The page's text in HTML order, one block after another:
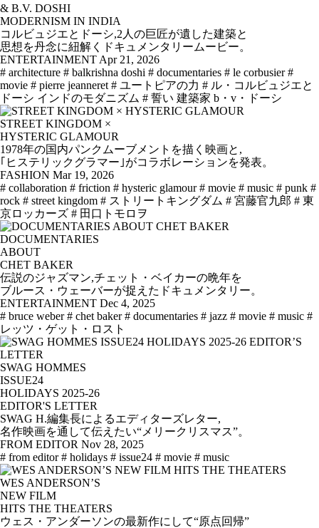
& B.V. DOSHI
MODERNISM IN INDIA
コルビュジエとドーシ,2人の巨匠が遺した建築と
思想を丹念に紐解くドキュメンタリームービー。
ENTERTAINMENT Apr 21, 2026
# architecture # balkrishna doshi # documentaries # le corbusier #
movie # pierre jeanneret # ユートピアの力 # ル・コルビュジエと
ドーシ インドのモダニズム # 誓い 建築家 b・v・ドーシ
STREET KINGDOM ×
HYSTERIC GLAMOUR
1978年の国内パンクムーブメントを描く映画と,
｢ヒステリックグラマー｣がコラボレーションを発表。
FASHION Mar 19, 2026
# collaboration # friction # hysteric glamour # movie # music # punk #
rock # street kingdom # ストリートキングダム # 宮藤官九郎 # 東
京ロッカーズ # 田口トモロヲ
DOCUMENTARIES
ABOUT
CHET BAKER
伝説のジャズマン,チェット・ベイカーの晩年を
ブルース・ウェーバーが捉えたドキュメンタリー。
ENTERTAINMENT Dec 4, 2025
# bruce weber # chet baker # documentaries # jazz # movie # music #
レッツ・ゲット・ロスト
SWAG HOMMES
ISSUE24
HOLIDAYS 2025-26
EDITOR'S LETTER
SWAG H.編集長によるエディターズレター,
名作映画を通して伝えたい“メリークリスマス”。
FROM EDITOR Nov 28, 2025
# from editor # holidays # issue24 # movie # music
WES ANDERSON’S
NEW FILM
HITS THE THEATERS
ウェス・アンダーソンの最新作にして“原点回帰”